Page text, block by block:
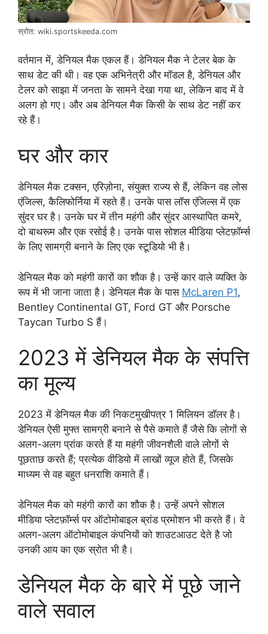
स्रोत: wiki.sportskeeda.com
वर्तमान में, डेनियल मैक एकल हैं। डेनियल मैक ने टेलर बेक के
साथ डेट की थी। वह एक अभिनेत्री और मॉडल है, डेनियल और
टेलर को साझा में जनता के सामने देखा गया था, लेकिन बाद में वे
अलग हो गए। और अब डेनियल मैक किसी के साथ डेट नहीं कर
रहे हैं।
घर और कार
डेनियल मैक टक्सन, एरिज़ोना, संयुक्त राज्य से हैं, लेकिन वह लोस
एंजिल्स, कैलिफोर्निया में रहते हैं। उनके पास लॉस एंजिल्स में एक
सुंदर घर है। उनके घर में तीन महंगी और सुंदर आस्थापित कमरे,
दो बाथरूम और एक रसोई है। उनके पास सोशल मीडिया प्लेटफ़ॉर्म्स
के लिए सामग्री बनाने के लिए एक स्टूडियो भी है।
डेनियल मैक को महंगी कारों का शौक है। उन्हें कार वाले व्यक्ति के
रूप में भी जाना जाता है। डेनियल मैक के पास McLaren P1,
Bentley Continental GT, Ford GT और Porsche
Taycan Turbo S हैं।
2023 में डेनियल मैक के संपत्ति
का मूल्य
2023 में डेनियल मैक की निकटमुखीपत्र 1 मिलियन डॉलर है।
डेनियल ऐसी मुफ्त सामग्री बनाने से पैसे कमाते हैं जैसे कि लोगों से
अलग-अलग प्रांक करते हैं या महंगी जीवनशैली वाले लोगों से
पूछताछ करते हैं; प्रत्येक वीडियो में लाखों व्यूज होते हैं, जिसके
माध्यम से वह बहुत धनराशि कमाते हैं।
डेनियल मैक को महंगी कारों का शौक है। उन्हें अपने सोशल
मीडिया प्लेटफ़ॉर्म्स पर ऑटोमोबाइल ब्रांड प्रमोशन भी करते हैं। वे
अलग-अलग ऑटोमोबाइल कंपनियों को शाउटआउट देते है जो
उनकी आय का एक स्रोत भी है।
डेनियल मैक के बारे में पूछे जाने
वाले सवाल